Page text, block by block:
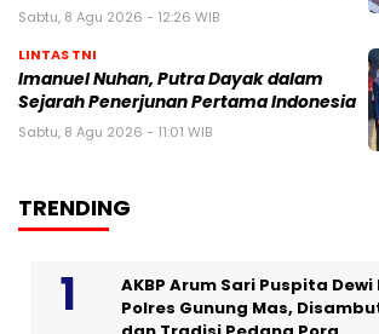
Sabtu, 8 Agu 2026 - 12:26 WIB
LINTAS TNI
Imanuel Nuhan, Putra Dayak dalam
Sejarah Penerjunan Pertama Indonesia
Sabtu, 8 Agu 2026 - 11:01 WIB
TRENDING
AKBP Arum Sari Puspita
Polres Gunung Mas,